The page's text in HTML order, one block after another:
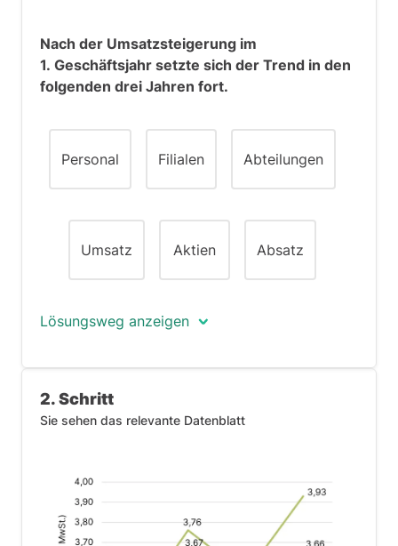
Nach der Umsatzsteigerung im
1. Geschäftsjahr setzte sich der Trend in den
folgenden drei Jahren fort.
Personal Filialen Abteilungen
Umsatz Aktien Absatz
Lösungsweg anzeigen
darauf hin, dass die entscheidenden
Informationen auf dem Datenblatt
Quartal über einen Zeitraum von drei
Jahren dar.
2. Schritt
Sie sehen das relevante Datenblatt